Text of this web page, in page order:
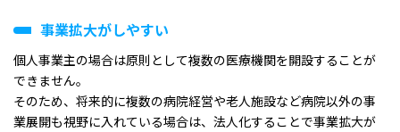
事業拡大がしやすい
個人事業主の場合は原則として複数の医療機関を開設することが
できません。
そのため、将来的に複数の病院経営や老人施設など病院以外の事
業展開も視野に入れている場合は、法人化することで事業拡大が